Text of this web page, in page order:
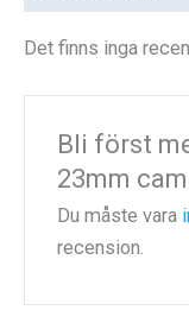
Det finns inga
Bli först
23mm
Du måste vara
recension.